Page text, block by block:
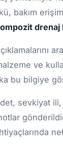
bakım
drenaj
ve
bu bilgiye
sevkiyat